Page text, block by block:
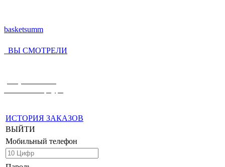
basketsumm
ВЫ СМОТРЕЛИ
ИСТОРИЯ ЗАКАЗОВ
ВЫЙТИ
Мобильный телефон